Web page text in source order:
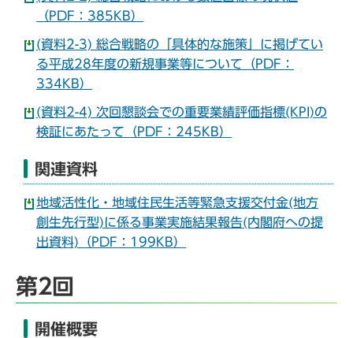
（PDF：385KB）
(資料2-3) 総合戦略の「具体的な施策」に掲げてい
る平成28年度の新規事業等について（PDF：
334KB）
(資料2-4) 次回懇談会での重要業績評価指標(KPI)の
検証にあたって（PDF：245KB）
関連資料
地域活性化・地域住民生活等緊急支援交付金(地方
創生先行型)に係る事業実施結果報告(内閣府への提
出資料)（PDF：199KB）
第2回
開催概要